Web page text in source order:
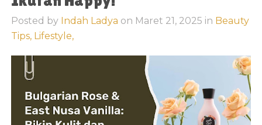
Posted by Indah Ladya on Maret 21, 2025 in Beauty
Tips, Lifestyle,